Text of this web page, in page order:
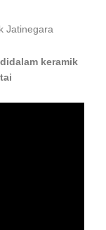
keramik